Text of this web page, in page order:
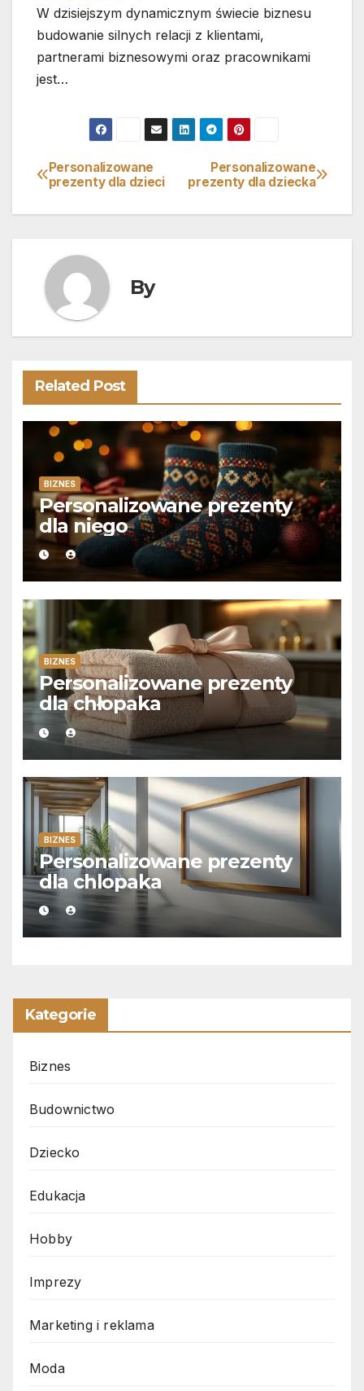
W dzisiejszym dynamicznym świecie biznesu
budowanie silnych relacji z klientami,
partnerami biznesowymi oraz pracownikami
jest…
Nawigacja
wpisu
Personalizowane
prezenty dla dziecka
Personalizowane
prezenty dla dzieci
By
Related Post
BIZNES
Personalizowane prezenty
dla niego
BIZNES
Personalizowane prezenty
dla chłopaka
BIZNES
Personalizowane prezenty
dla chlopaka
Kategorie
Biznes
Budownictwo
Dziecko
Edukacja
Hobby
Imprezy
Marketing i reklama
Moda